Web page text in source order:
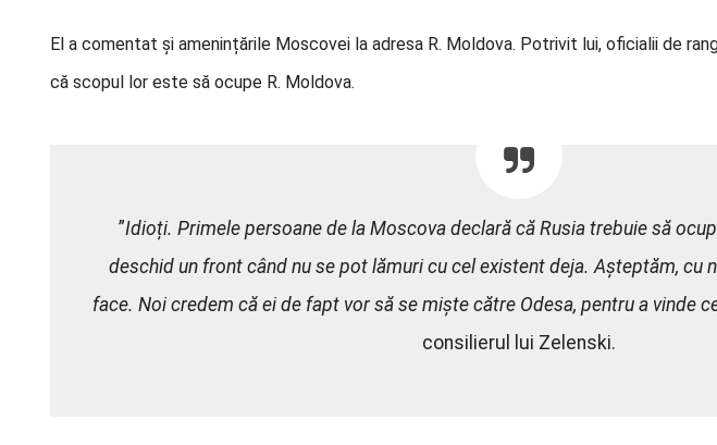
El a comentat și amenințările Moscovei la adresa R. Moldova. Potrivit lui, oficialii de
că scopul lor este să ocupe R. Moldova.
”Idioți. Primele persoane de la Moscova declară că Rusia trebuie să
deschid un front când nu se pot lămuri cu cel existent deja. Așteptăm, cu
face. Noi credem că ei de fapt vor să se miște către Odesa, pentru a vinde
consilierul lui Zelenski.